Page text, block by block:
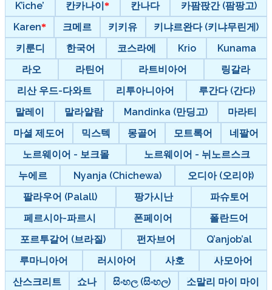
K’iche’
칸카나이 칸나다
카팜팑간 (팜팡고)
Karen
크메르 키키유
키냐르완다 (키냐무린게)
키룬디
한국어 코스라에 Krio
Kunama
라오
라틴어 라트비아어
링갈라
리산 우드-다와트
리투아니아어
루간다 (간다)
말레이
말라얄람 Mandinka (만딩고)
마라티
마셜 제도어
믹스텍 몽골어 모트록어
네팔어
노르웨이어 - 보크몰
노르웨이어 - 뉘노르스크
누에르
Nyanja (Chichewa)
오디아 (오리야)
팔라우어 (Palall)
팡가시난
파슈토어
페르시아-파르시
폰페이어
폴란드어
포르투갈어 (브라질)
펀자브어
Q’anjob’al
루마니아어
러시아어 사호
사모아어
산스크리트
쇼나 සිංහල (සිංහල) 소말리 마이 마이